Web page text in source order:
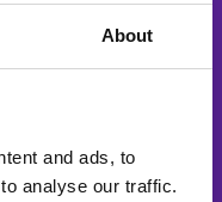
About
and ads, to
analyse our traffic.
dine
få indsigt, når du